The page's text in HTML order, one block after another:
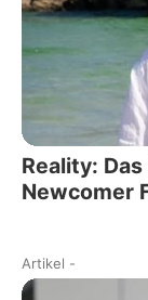
Reality:
Newcomer
Artikel -